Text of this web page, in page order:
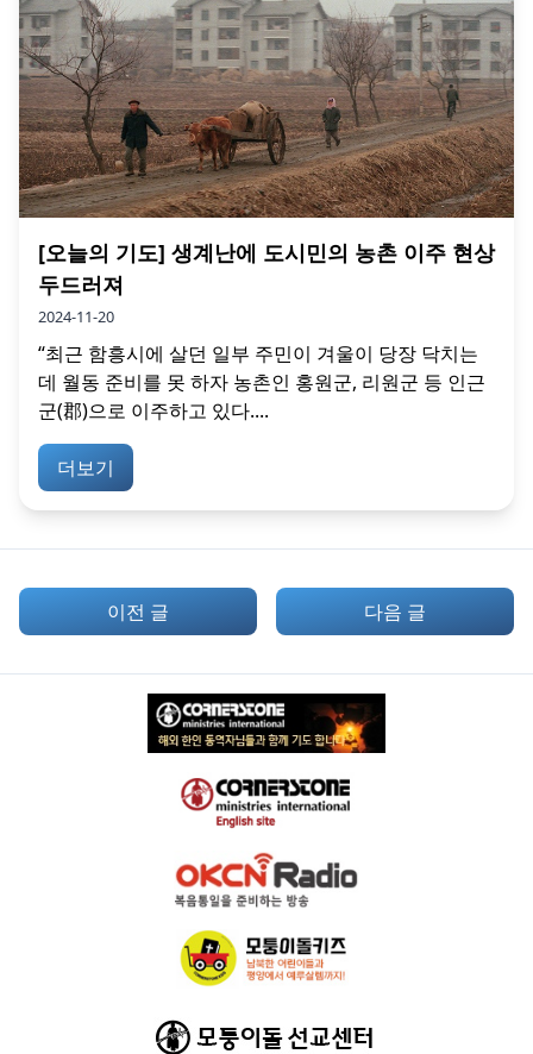
[오늘의 기도] 생계난에 도시민의 농촌 이주 현상
두드러져
2024-11-20
“최근 함흥시에 살던 일부 주민이 겨울이 당장 닥치는
데 월동 준비를 못 하자 농촌인 홍원군, 리원군 등 인근
군(郡)으로 이주하고 있다....
더보기
이전 글 다음 글